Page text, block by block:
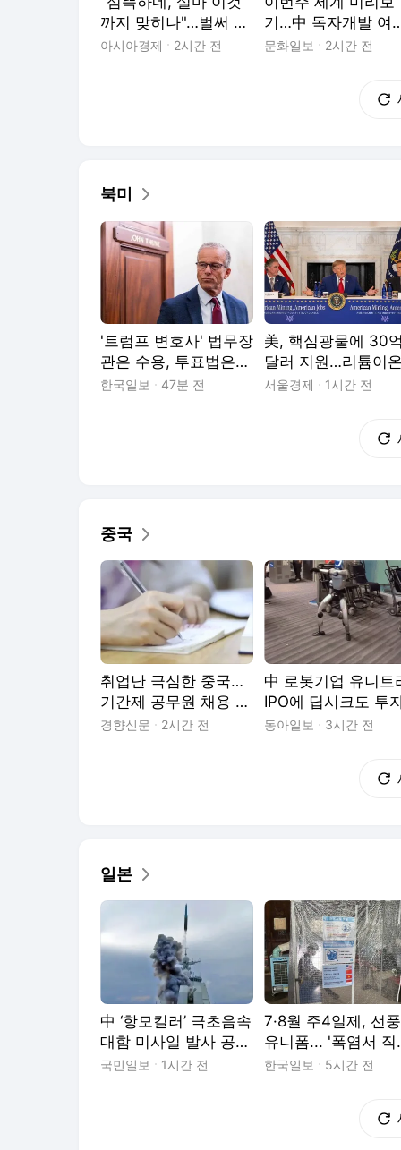
까지 맞히나"…벌써 2
개 현실화했다는 '202
아시아경제 2시간 전
기…中 독자개발 여
기 첫 국제선 투입,
문화일보 2시간 전
북미
'트럼프 변호사' 법무장
관은 수용, 투표법은
나중에… 美공화 상원
한국일보 47분 전
美, 핵심광물에 30
달러 지원…리튬이
배터리 中 의존 낮
서울경제 1시간 전
중국
취업난 극심한 중국…
기간제 공무원 채용 부
정 확인에 14만명 재시
경향신문 2시간 전
中 로봇기업 유니트
IPO에 딥시크도 투
공급망 협력 강화
동아일보 3시간 전
일본
中 ‘항모킬러’ 극초음속
대함 미사일 발사 공
개…日 “미사일·드론 전
국민일보 1시간 전
7·8월 주4일제, 선
유니폼... '폭염서 직
지키기' 나선 日 기
한국일보 5시간 전